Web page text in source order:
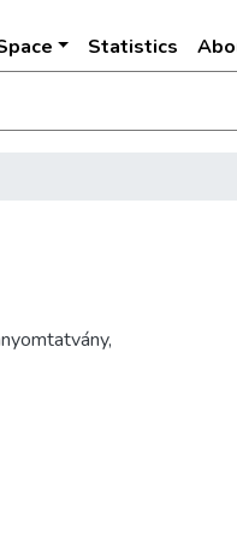
Statistics
,